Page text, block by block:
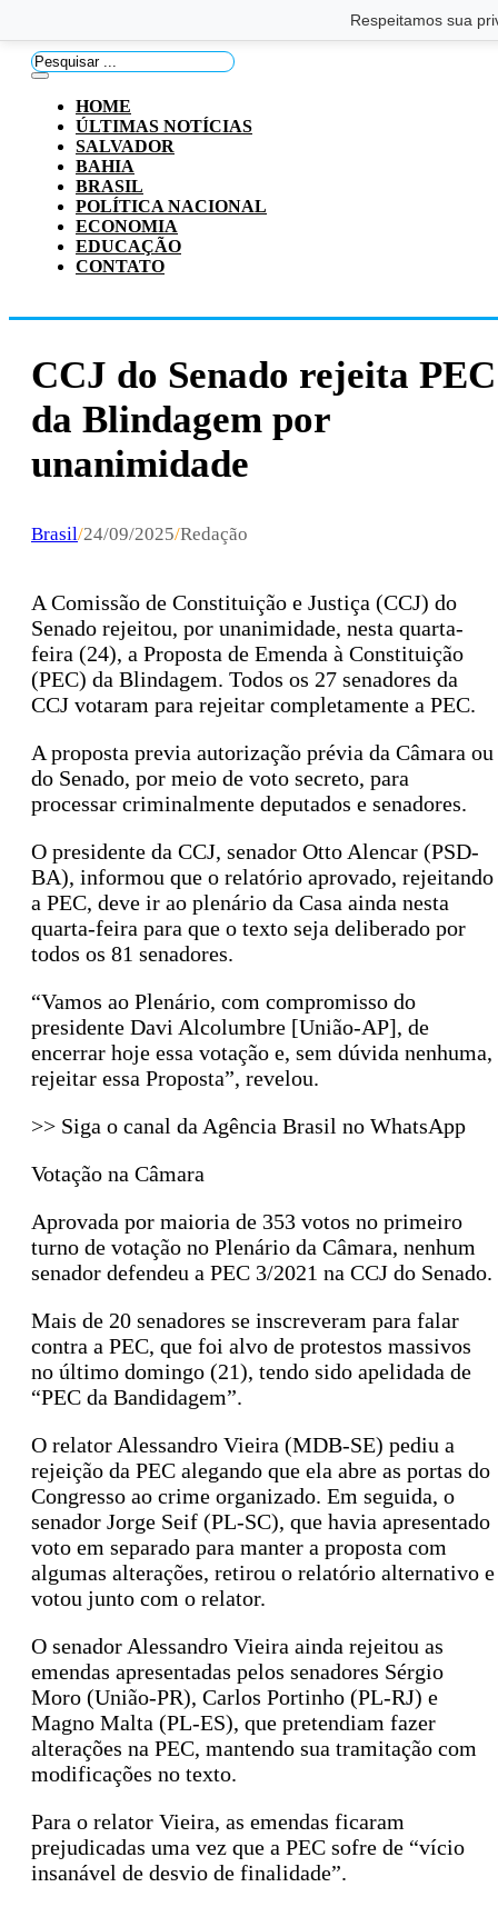
Respeitamos sua
Pesquisar
...
HOME
ÚLTIMAS NOTÍCIAS
SALVADOR
BAHIA
BRASIL
POLÍTICA NACIONAL
ECONOMIA
EDUCAÇÃO
CONTATO
CCJ do Senado rejeita PEC
da Blindagem por
unanimidade
Brasil/24/09/2025/Redação
A Comissão de Constituição e Justiça (CCJ) do
Senado rejeitou, por unanimidade, nesta quarta-
feira (24), a Proposta de Emenda à Constituição
(PEC) da Blindagem. Todos os 27 senadores da
CCJ votaram para rejeitar completamente a PEC.
A proposta previa autorização prévia da Câmara ou
do Senado, por meio de voto secreto, para
processar criminalmente deputados e senadores.
O presidente da CCJ, senador Otto Alencar (PSD-
BA), informou que o relatório aprovado, rejeitando
a PEC, deve ir ao plenário da Casa ainda nesta
quarta-feira para que o texto seja deliberado por
todos os 81 senadores.
“Vamos ao Plenário, com compromisso do
presidente Davi Alcolumbre [União-AP], de
encerrar hoje essa votação e, sem dúvida nenhuma,
rejeitar essa Proposta”, revelou.
>> Siga o canal da Agência Brasil no WhatsApp
Votação na Câmara
Aprovada por maioria de 353 votos no primeiro
turno de votação no Plenário da Câmara, nenhum
senador defendeu a PEC 3/2021 na CCJ do Senado.
Mais de 20 senadores se inscreveram para falar
contra a PEC, que foi alvo de protestos massivos
no último domingo (21), tendo sido apelidada de
“PEC da Bandidagem”.
O relator Alessandro Vieira (MDB-SE) pediu a
rejeição da PEC alegando que ela abre as portas do
Congresso ao crime organizado. Em seguida, o
senador Jorge Seif (PL-SC), que havia apresentado
voto em separado para manter a proposta com
algumas alterações, retirou o relatório alternativo e
votou junto com o relator.
O senador Alessandro Vieira ainda rejeitou as
emendas apresentadas pelos senadores Sérgio
Moro (União-PR), Carlos Portinho (PL-RJ) e
Magno Malta (PL-ES), que pretendiam fazer
alterações na PEC, mantendo sua tramitação com
modificações no texto.
Para o relator Vieira, as emendas ficaram
prejudicadas uma vez que a PEC sofre de “vício
insanável de desvio de finalidade”.